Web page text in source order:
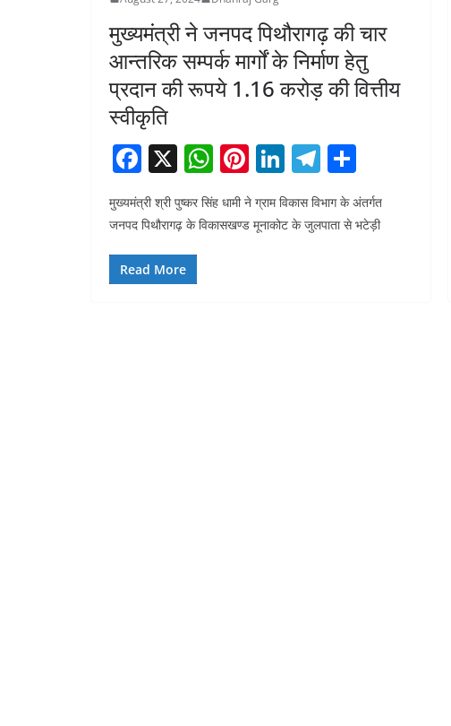
मुख्यमंत्री ने जनपद पिथौरागढ़ की चार
आन्तरिक सम्पर्क मार्गों के निर्माण हेतु
प्रदान की रूपये 1.16 करोड़ की वित्तीय
स्वीकृति
F
a
c
e
b
X W
at
Pi
nt
er
e
Li
n
k
T
el
e
h
ar
मुख्यमंत्री श्री पुष्कर सिंह धामी ने ग्राम विकास विभाग के अंतर्गत
जनपद पिथौरागढ़ के विकासखण्ड मूनाकोट के जुलपाता से भटेड़ी
Read More